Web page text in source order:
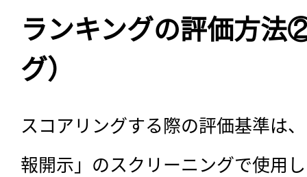
ランキングの評価方
グ）
スコアリングする際の評価基準は
報開示」のスクリーニングで使用